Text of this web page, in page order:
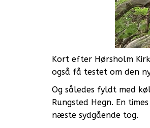
Kort efter Hørsholm
også få testet om den
Og således fyldt med
Rungsted Hegn. En
næste sydgående tog.